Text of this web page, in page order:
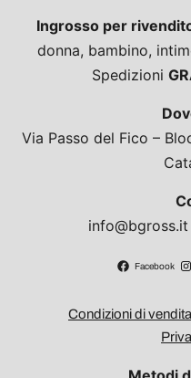
Ingrosso per
donna, bambino,
Spedizioni
Via Passo del Fico –
Facebook
Condizioni di vendita